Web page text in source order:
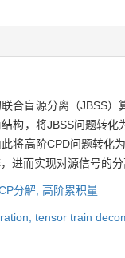
合盲源分离（JBSS
构，将JBSS问题转
将高阶CPD问题转化
进而实现对源信号的
分解, 高阶累积量
tensor train